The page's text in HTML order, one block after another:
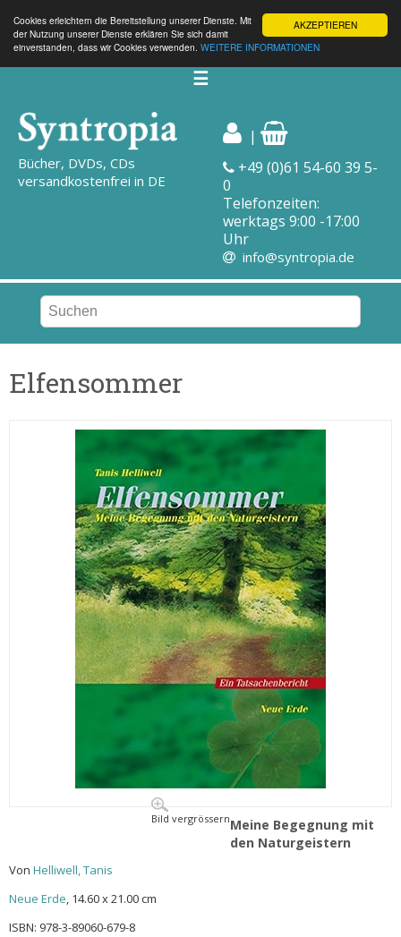
AKZEPTIEREN
Cookies erleichtern die Bereitstellung unserer Dienste. Mit
der Nutzung unserer Dienste erklären Sie sich damit
einverstanden, dass wir Cookies verwenden. WEITERE INFORMATIONEN
☰
Bücher, DVDs, CDs
versandkostenfrei in DE
|
+49 (0)61 54-60 39 5-
0
Telefonzeiten:
werktags 9:00 -17:00
Uhr
info@syntropia.de
Elfensommer
Bild vergrössernMeine Begegnung mit
den Naturgeistern
Von Helliwell, Tanis
Neue Erde, 14.60 x 21.00 cm
ISBN: 978-3-89060-679-8